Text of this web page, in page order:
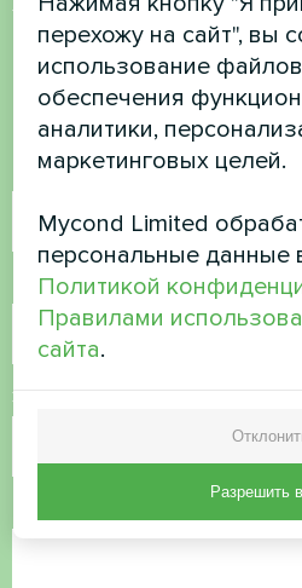
есть вопросы?
Свяжитесь с нами, и
Имя
Номер телефона
Электронная почта
перехожу на сайт", вы
использование
обеспечения
аналитики,
маркетинговых целей.
Mycond Limited
персональные данные
Политикой
Правилами
сайта.
Разрешить